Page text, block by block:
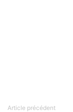
Article précédent